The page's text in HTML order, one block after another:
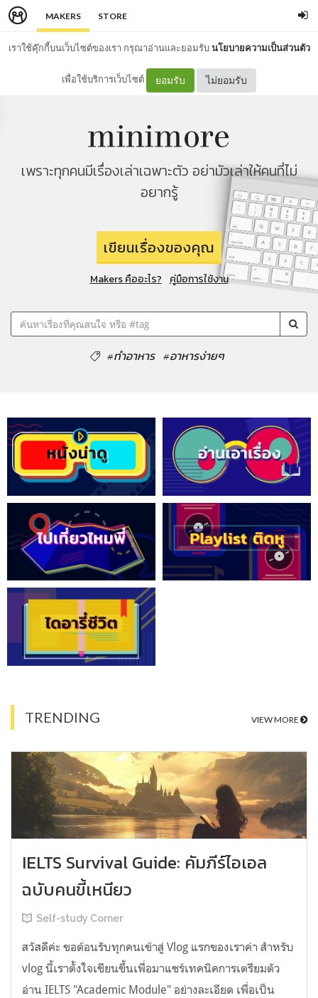
MAKERS STORE
เราใช้คุ๊กกี้บนเว็บไซต์ของเรา กรุณาอ่านและยอมรับนโยบายความเป็นส่วนตัว
เพื่อใช้บริการเว็บไซต์ ยอมรับ ไม่ยอมรับ
เพราะทุกคนมีเรื่องเล่าเฉพาะตัว อย่ามัวเล่าให้คนที่ไม่
อยากรู้
เขียนเรื่องของคุณ
Makers คืออะไร? คู่มือการใช้งาน
#ทำอาหาร #อาหารง่ายๆ
TRENDING VIEW MORE
IELTS Survival Guide: คัมภีร์ไอเอล
ฉบับคนขี้เหนียว
Self-study Corner
สวัสดีค่ะ ขอต้อนรับทุกคนเข้าสู่ Vlog แรกของเราค่า สำหรับ
vlog นี้เราตั้งใจเขียนขึ้นเพื่อมาแชร์เทคนิคการเตรียมตัว
อ่าน IELTS "Academic Module" อย่างละเอียด เพื่อเป็น